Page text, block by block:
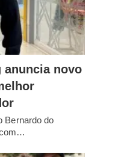
anuncia novo
Bernardo do